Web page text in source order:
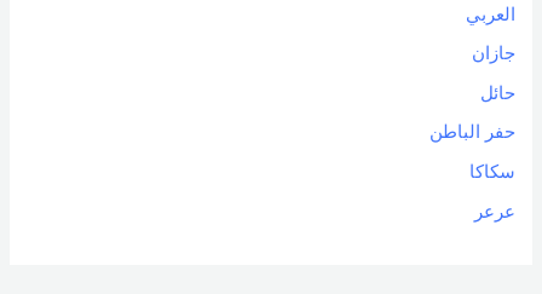
العربي
جازان
حائل
حفر الباطن
سكاكا
عرعر